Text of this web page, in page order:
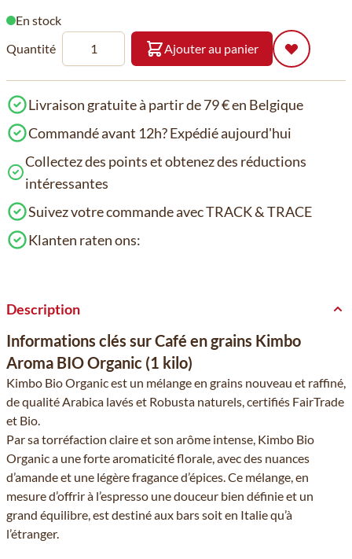
En stock
Quantité
Ajouter au panier
Livraison gratuite à partir de 79 € en Belgique
Commandé avant 12h? Expédié aujourd'hui
Collectez des points et obtenez des réductions
intéressantes
Suivez votre commande avec TRACK & TRACE
Klanten raten ons:
Description
Informations clés sur Café en grains Kimbo
Aroma BIO Organic (1 kilo)
Kimbo Bio Organic est un mélange en grains nouveau et raffiné,
de qualité Arabica lavés et Robusta naturels, certifiés FairTrade
et Bio.
Par sa torréfaction claire et son arôme intense, Kimbo Bio
Organic a une forte aromaticité florale, avec des nuances
d’amande et une légère fragance d’épices. Ce mélange, en
mesure d’offrir à l’espresso une douceur bien définie et un
grand équilibre, est destiné aux bars soit en Italie qu’à
l’étranger.